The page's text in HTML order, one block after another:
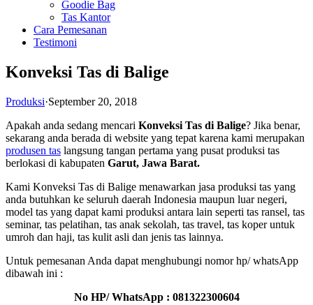
Goodie Bag
Tas Kantor
Cara Pemesanan
Testimoni
Konveksi Tas di Balige
Produksi·September 20, 2018
Apakah anda sedang mencari Konveksi Tas di Balige? Jika benar,
sekarang anda berada di website yang tepat karena kami merupakan
produsen tas langsung tangan pertama yang pusat produksi tas
berlokasi di kabupaten Garut, Jawa Barat.
Kami Konveksi Tas di Balige menawarkan jasa produksi tas yang
anda butuhkan ke seluruh daerah Indonesia maupun luar negeri,
model tas yang dapat kami produksi antara lain seperti tas ransel, tas
seminar, tas pelatihan, tas anak sekolah, tas travel, tas koper untuk
umroh dan haji, tas kulit asli dan jenis tas lainnya.
Untuk pemesanan Anda dapat menghubungi nomor hp/ whatsApp
dibawah ini :
No HP/ WhatsApp : 081322300604